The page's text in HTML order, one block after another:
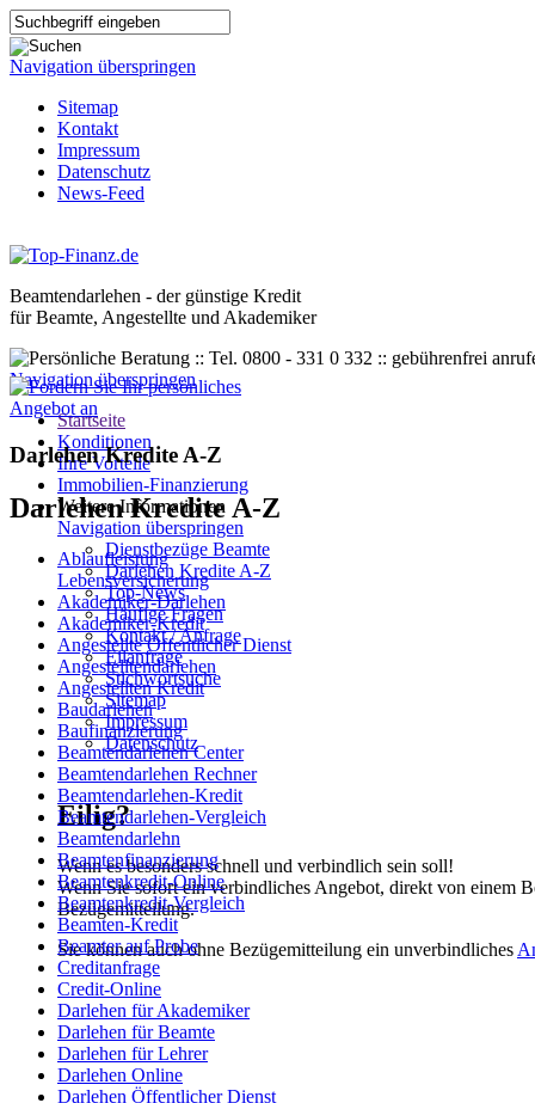
Navigation überspringen
Sitemap
Kontakt
Impressum
Datenschutz
News-Feed
Beamtendarlehen - der günstige Kredit
für Beamte, Angestellte und Akademiker
Navigation überspringen
Startseite
Konditionen
Ihre Vorteile
Immobilien-Finanzierung
Weitere Informationen
Navigation überspringen
Dienstbezüge Beamte
Darlehen Kredite A-Z
Top-News
Häufige Fragen
Kontakt / Anfrage
Eilanfrage
Stichwortsuche
Sitemap
Impressum
Datenschutz
Eilig?
Wenn es besonders schnell und verbindlich sein soll!
Wenn Sie sofort ein verbindliches Angebot, direkt von einem
Bezügemitteilung.
Sie können auch ohne Bezügemitteilung ein unverbindliches
Darlehen Kredite A-Z
Darlehen Kredite A-Z
Ablaufleistung
Lebensversicherung
Akademiker-Darlehen
Akademiker-Kredit
Angestellte Öffentlicher Dienst
Angestelltendarlehen
Angestellten Kredit
Baudarlehen
Baufinanzierung
Beamtendarlehen Center
Beamtendarlehen Rechner
Beamtendarlehen-Kredit
Beamtendarlehen-Vergleich
Beamtendarlehn
Beamtenfinanzierung
Beamtenkredit-Online
Beamtenkredit-Vergleich
Beamten-Kredit
Beamter auf Probe
Creditanfrage
Credit-Online
Darlehen für Akademiker
Darlehen für Beamte
Darlehen für Lehrer
Darlehen Online
Darlehen Öffentlicher Dienst